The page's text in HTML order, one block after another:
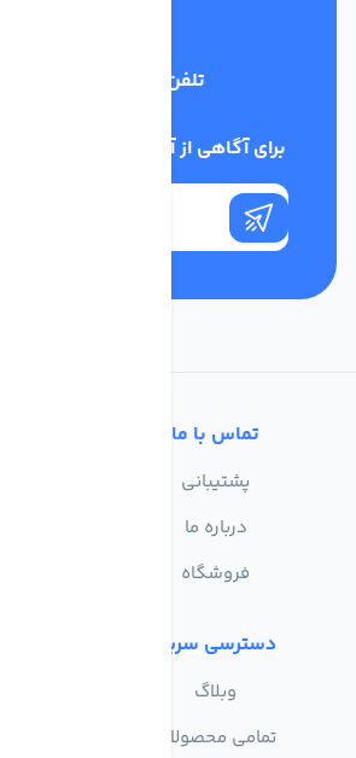
تلفن پشتیبانی
برای آگاهی از آخرین اخبار در
تماس با ما
پشتیبانی
درباره ما
فروشگاه
دسترسی سریع
وبلاگ
تمامی محصولات